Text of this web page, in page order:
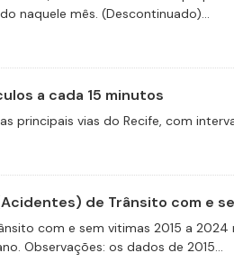
naquele mês. (Descontinuado)...
a cada 15 minutos
principais vias do Recife, com
de Trânsito com e
com e sem vitimas 2015 a
Observações: os dados de 2015...